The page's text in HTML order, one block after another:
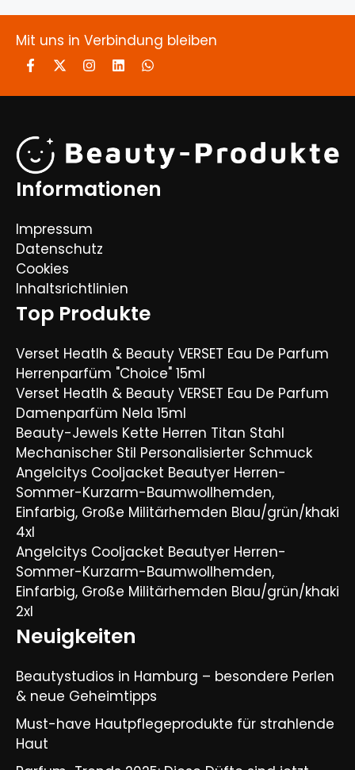
Mit uns in Verbindung bleiben
Informationen
Impressum
Datenschutz
Cookies
Inhaltsrichtlinien
Top Produkte
Verset Heatlh & Beauty VERSET Eau De Parfum
Herrenparfüm "Choice" 15ml
Verset Heatlh & Beauty VERSET Eau De Parfum
Damenparfüm Nela 15ml
Beauty-Jewels Kette Herren Titan Stahl
Mechanischer Stil Personalisierter Schmuck
Angelcitys Cooljacket Beautyer Herren-
Sommer-Kurzarm-Baumwollhemden,
Einfarbig, Große Militärhemden Blau/grün/khaki
4xl
Angelcitys Cooljacket Beautyer Herren-
Sommer-Kurzarm-Baumwollhemden,
Einfarbig, Große Militärhemden Blau/grün/khaki
2xl
Neuigkeiten
Beautystudios in Hamburg – besondere Perlen
& neue Geheimtipps
Must-have Hautpflegeprodukte für strahlende
Haut